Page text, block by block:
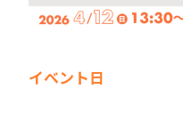
イベント日